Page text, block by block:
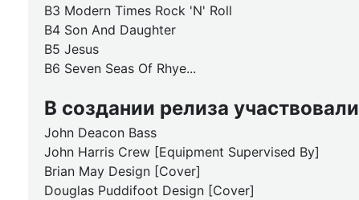
B3 Modern Times Rock 'N' Roll
B4 Son And Daughter
B5 Jesus
B6 Seven Seas Of Rhye...
В создании релиза участвовали
John Deacon Bass
John Harris Crew [Equipment Supervised By]
Brian May Design [Cover]
Douglas Puddifoot Design [Cover]